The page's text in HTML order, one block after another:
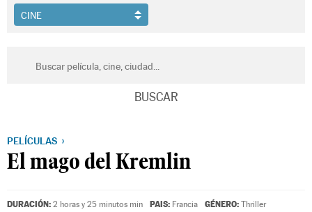
PELÍCULAS
El mago del Kremlin
DURACIÓN: 2 horas y 25 minutos min PAIS: Francia GÉNERO: Thriller